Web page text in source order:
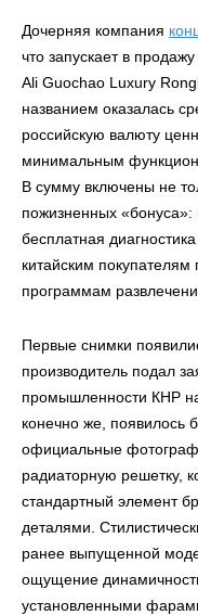
Дочерняя компания
что запускает в
Ali Guochao Luxury
названием оказалась
российскую валюту
минимальным
В сумму включены не
пожизненных «бонуса»:
бесплатная
китайским
программам
Первые снимки
производитель подал
промышленности КНР
конечно же, появилось
официальные
радиаторную решетку,
стандартный элемент
деталями.
ранее выпущенной
ощущение
установленными